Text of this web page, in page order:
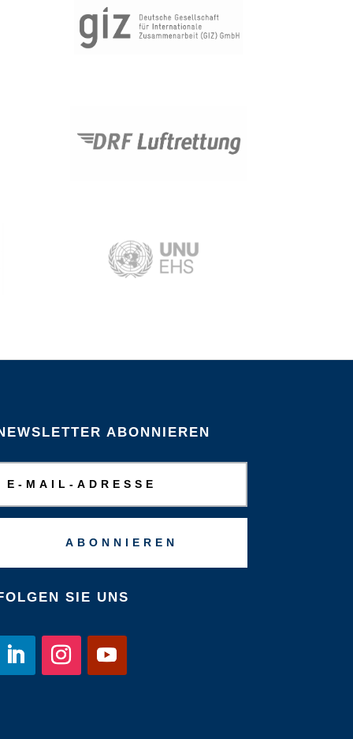
ABONNIEREN
ABONNIEREN
SIE UNS